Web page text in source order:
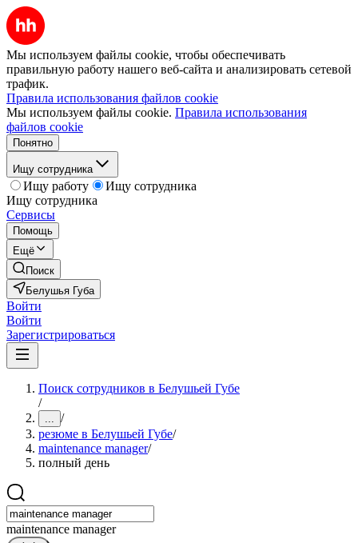
Мы используем файлы cookie, чтобы обеспечивать
правильную работу нашего веб-сайта и анализировать сетевой
трафик.
Правила использования файлов cookie
Мы используем файлы cookie. Правила использования
файлов cookie
Понятно
Ищу сотрудника
Ищу работу
Ищу сотрудника
Ищу сотрудника
Сервисы
Помощь
Ещё
Поиск
Белушья Губа
Войти
Войти
Зарегистрироваться
Поиск сотрудников в Белушьей Губе
/
... /
резюме в Белушьей Губе/
maintenance manager/
полный день
maintenance manager